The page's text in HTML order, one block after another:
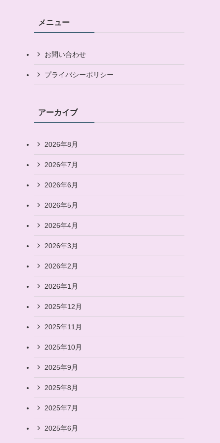
メニュー
お問い合わせ
プライバシーポリシー
アーカイブ
2026年8月
2026年7月
2026年6月
2026年5月
2026年4月
2026年3月
2026年2月
2026年1月
2025年12月
2025年11月
2025年10月
2025年9月
2025年8月
2025年7月
2025年6月